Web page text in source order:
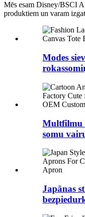
Mēs esam Disney/BSCI
produktiem un varam
Modes
Multfilmu
somu
Japānas